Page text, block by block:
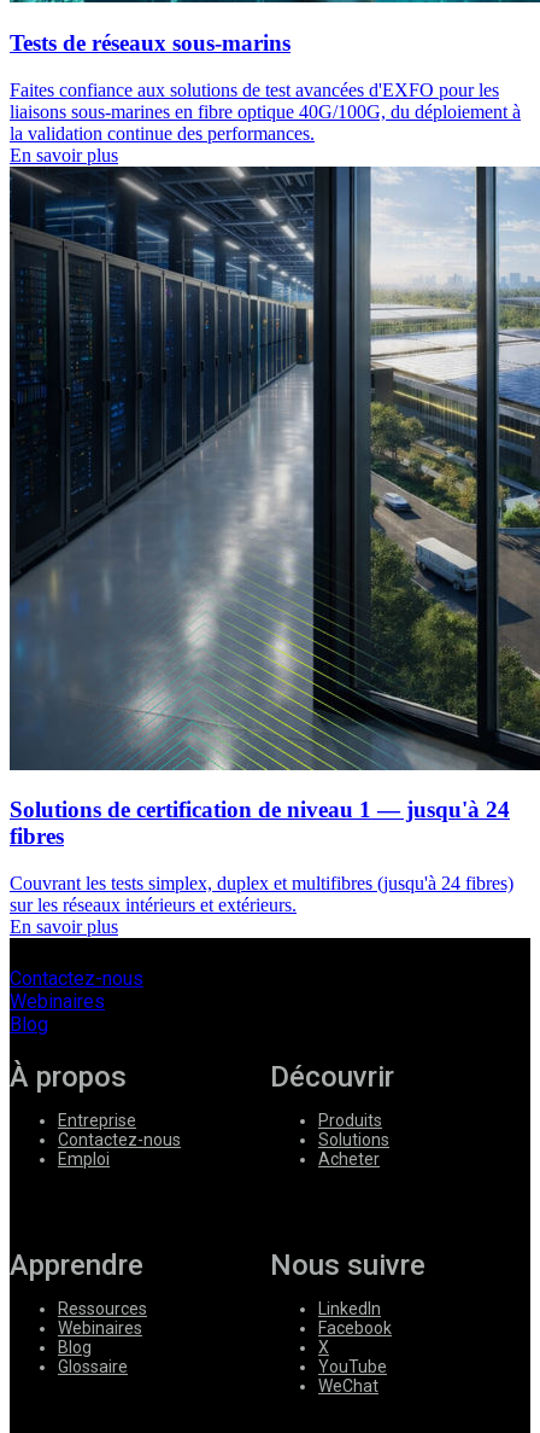
Tests de réseaux sous-marins
Faites confiance aux solutions de test avancées d'EXFO pour les
liaisons sous-marines en fibre optique 40G/100G, du déploiement à
la validation continue des performances.
En savoir plus
Solutions de certification de niveau 1 — jusqu'à 24
fibres
Couvrant les tests simplex, duplex et multifibres (jusqu'à 24 fibres)
sur les réseaux intérieurs et extérieurs.
En savoir plus
Contactez-nous
Webinaires
Blog
À propos
Entreprise
Contactez-nous
Emploi
Découvrir
Produits
Solutions
Acheter
Apprendre
Ressources
Webinaires
Blog
Glossaire
Nous suivre
LinkedIn
Facebook
X
YouTube
WeChat